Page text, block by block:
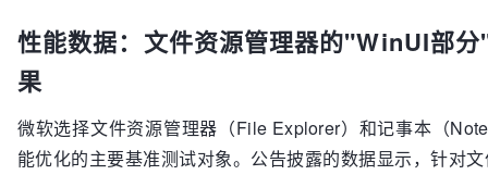
性能数据：文件资源管理器的"WinUI部
果
微软选择文件资源管理器（File Explorer）和记事本（
能优化的主要基准测试对象。公告披露的数据显示，针对